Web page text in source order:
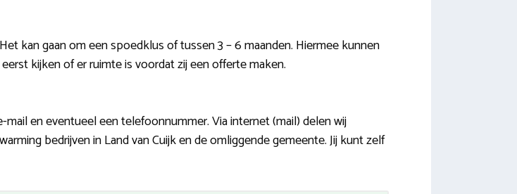
kan gaan om een spoedklus of tussen 3 – 6 maanden. Hiermee kunnen
kijken of er ruimte is voordat zij een offerte maken.
en eventueel een telefoonnummer. Via internet (mail) delen wij
bedrijven in Land van Cuijk en de omliggende gemeente. Jij kunt zelf